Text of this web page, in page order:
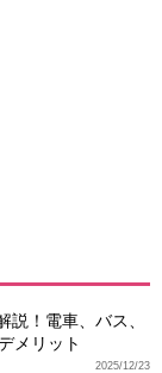
説！電車、バス、
メリット
2025/12/23